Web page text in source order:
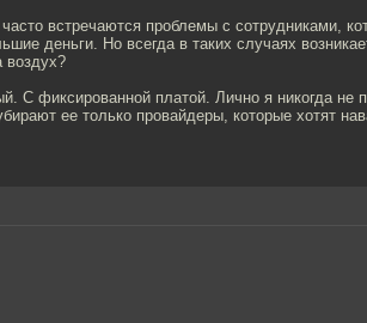
встречаются проблемы с сотрудниками,
деньги. Но всегда в таких случаях
воздух?
С фиксированной платой. Лично я никогда не
ее только провайдеры, которые хотят